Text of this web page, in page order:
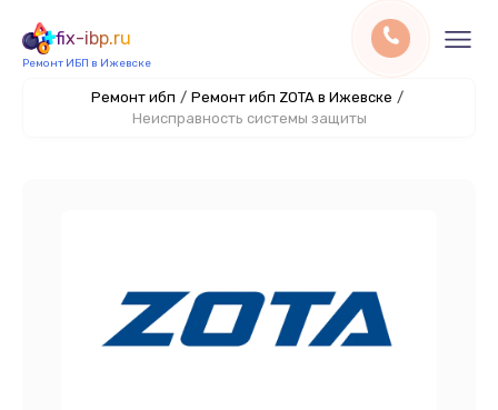
fix-ibp.ru
Ремонт ИБП в Ижевске
Ремонт ибп / Ремонт ибп ZOTA в Ижевске /
Неисправность системы защиты